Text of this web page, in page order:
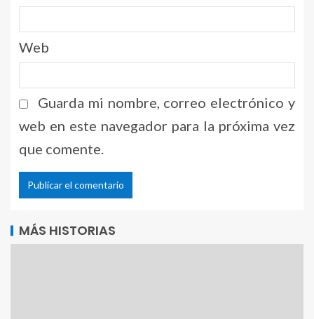
Web
Guarda mi nombre, correo electrónico y
web en este navegador para la próxima vez
que comente.
MÁS HISTORIAS